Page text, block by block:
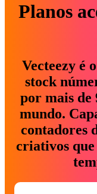
Planos
Vecteezy é
stock
por mais de
mundo.
contadores
criativos